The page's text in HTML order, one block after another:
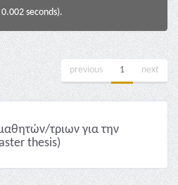
seconds).
previous 1 next
τριων για την
thesis)